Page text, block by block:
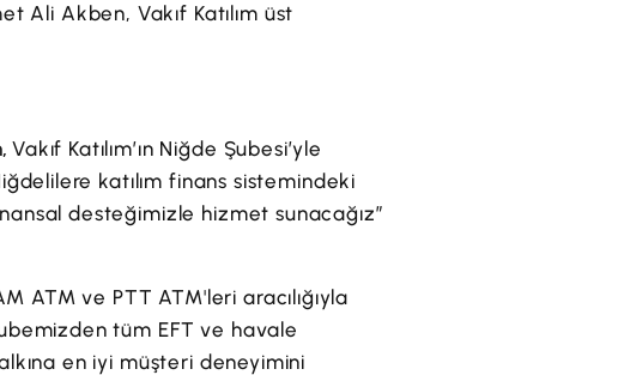
Ali Akben, Vakıf Katılım üst
Vakıf Katılım’ın Niğde Şubesi’yle
katılım finans sistemindeki
desteğimizle hizmet sunacağız”
ATM ve PTT ATM'leri aracılığıyla
tüm EFT ve havale
en iyi müşteri deneyimini